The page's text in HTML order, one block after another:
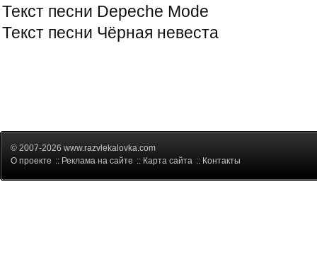
Текст песни Depeche Mode
Текст песни Чёрная невеста
© 2007-2026 www.razvlekalovka.com
О проекте :: Реклама на сайте :: Карта сайта :: Контакты